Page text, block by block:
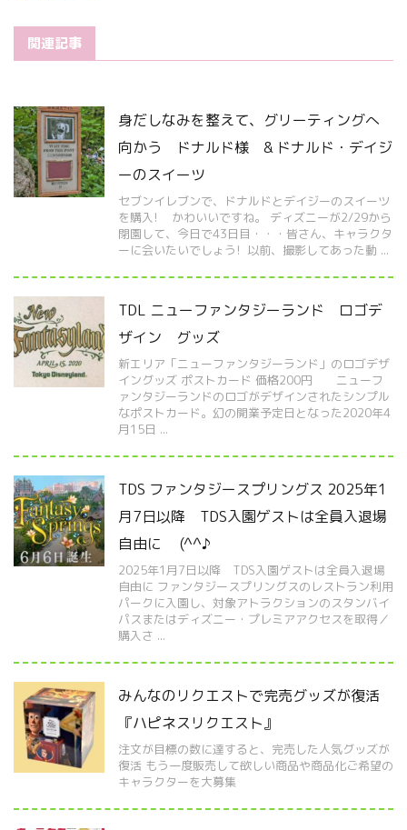
関連記事
身だしなみを整えて、グリーティングへ
向かう ドナルド様 & ドナルド・デイジ
ーのスイーツ
セブンイレブンで、ドナルドとデイジーのスイーツ
を購入! かわいいですね。 ディズニーが2/29から
閉園して、今日で43日目・・・皆さん、キャラクタ
ーに会いたいでしょう! 以前、撮影してあった動 ...
TDL ニューファンタジーランド ロゴデ
ザイン グッズ
新エリア「ニューファンタジーランド」のロゴデザ
イングッズ ポストカード 価格200円 ニューフ
ァンタジーランドのロゴがデザインされたシンプル
なポストカード。幻の開業予定日となった2020年4
月15日 ...
TDS ファンタジースプリングス 2025年1
月7日以降 TDS入園ゲストは全員入退場
自由に (^^♪
2025年1月7日以降 TDS入園ゲストは全員入退場
自由に ファンタジースプリングスのレストラン利用
パークに入園し、対象アトラクションのスタンバイ
パスまたはディズニー・プレミアアクセスを取得／
購入さ ...
みんなのリクエストで完売グッズが復活
『ハピネスリクエスト』
注文が目標の数に達すると、完売した人気グッズが
復活 もう一度販売して欲しい商品や商品化ご希望の
キャラクターを大募集